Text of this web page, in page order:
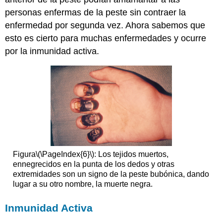
personas enfermas de la peste sin contraer la
enfermedad por segunda vez. Ahora sabemos que
esto es cierto para muchas enfermedades y ocurre
por la inmunidad activa.
Figura\(\PageIndex{6}\): Los tejidos muertos,
ennegrecidos en la punta de los dedos y otras
extremidades son un signo de la peste bubónica, dando
lugar a su otro nombre, la muerte negra.
Inmunidad Activa